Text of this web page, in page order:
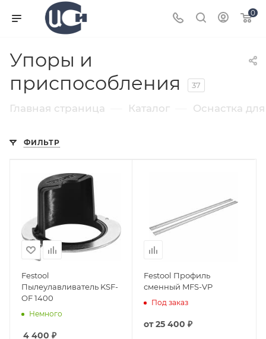
0
Упоры и
приспособления
37
Главная страница Каталог Оснастка
ФИЛЬТР
Festool
Пылеулавливатель KSF-
OF 1400
Немного
4 400 ₽
Festool Профиль
сменный MFS-VP
Под заказ
от25 400 ₽